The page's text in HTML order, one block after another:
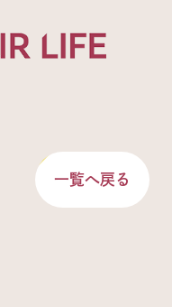
一覧へ戻る